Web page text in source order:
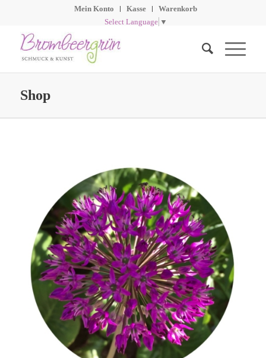
Mein Konto Kasse
Warenkorb
Select Language ▼
Shop